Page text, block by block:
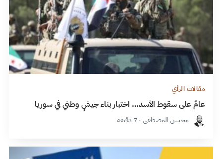
مقالات الرأي
عامٌ على سقوط الأسد… اختبار بناء جيشٍ وطني في سوريا
محسن المصطفى · 7 دقيقة